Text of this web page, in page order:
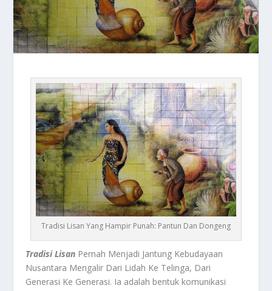
Tradisi Lisan Yang Hampir Punah: Pantun Dan Dongeng
Tradisi Lisan Pernah Menjadi Jantung Kebudayaan
Nusantara Mengalir Dari Lidah Ke Telinga, Dari
Generasi Ke Generasi. Ia adalah bentuk komunikasi